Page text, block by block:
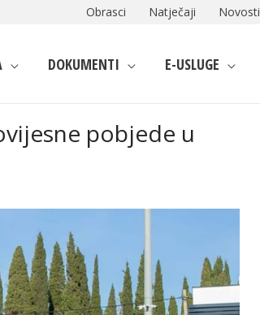
Obrasci Natječaji Novosti
DOKUMENTI E-USLUGE
pobjede u